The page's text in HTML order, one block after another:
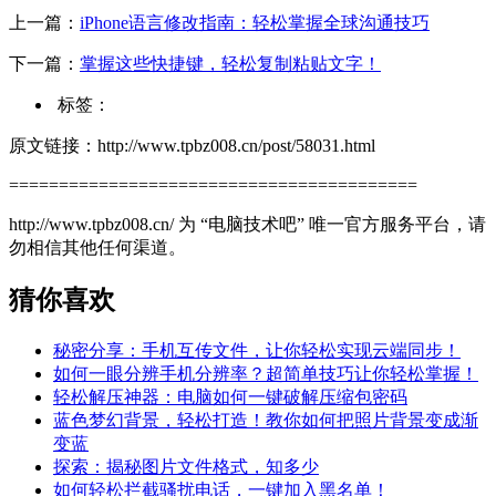
上一篇： iPhone语言修改指南：轻松掌握全球沟通技巧
下一篇： 掌握这些快捷键，轻松复制粘贴文字！
标签：
原文链接：http://www.tpbz008.cn/post/58031.html
=========================================
http://www.tpbz008.cn/ 为 “电脑技术吧” 唯一官方服务平台，请
勿相信其他任何渠道。
猜你喜欢
秘密分享：手机互传文件，让你轻松实现云端同步！
如何一眼分辨手机分辨率？超简单技巧让你轻松掌握！
轻松解压神器：电脑如何一键破解压缩包密码
蓝色梦幻背景，轻松打造！教你如何把照片背景变成渐
变蓝
探索：揭秘图片文件格式，知多少
如何轻松拦截骚扰电话，一键加入黑名单！